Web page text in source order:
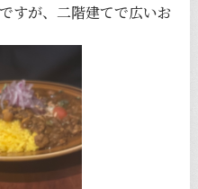
すが、二階建てで広いお